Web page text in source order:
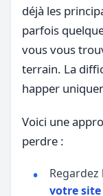
déjà les
parfois
vous vous
terrain. La
happer
Voici une
perdre :
Regardez
votre site